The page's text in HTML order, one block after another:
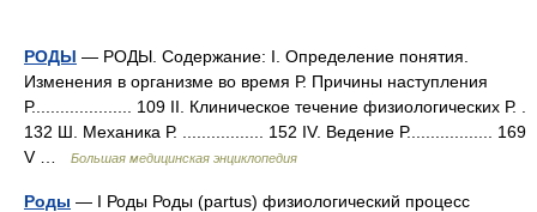
РОДЫ — РОДЫ. Содержание: I. Определение понятия.
Изменения в организме во время Р. Причины наступления
Р..................... 109 II. Клиническое течение физиологических Р. .
132 Ш. Механика Р. ................. 152 IV. Ведение Р.................. 169
V …
Большая медицинская энциклопедия
Роды — I Роды Роды (partus) физиологический процесс